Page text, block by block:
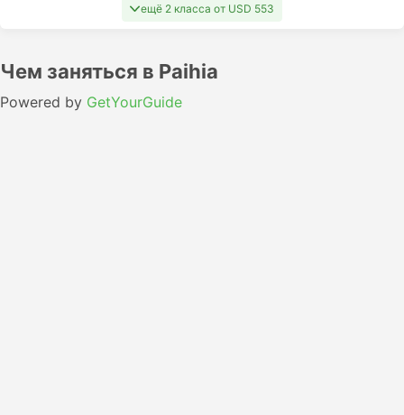
ещё 2 класса от USD 553
Чем заняться в Paihia
Powered by GetYourGuide